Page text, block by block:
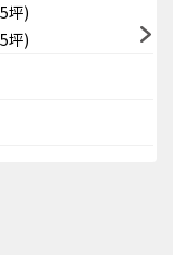
坪)
坪)